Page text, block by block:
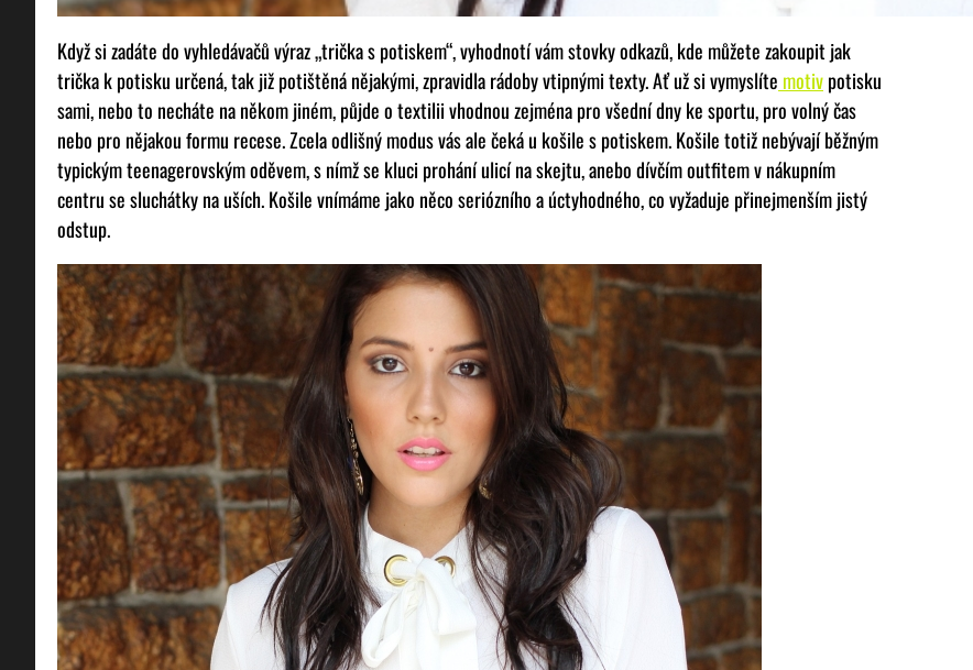
Když si zadáte do vyhledávačů výraz „trička s potiskem“, vyhodnotí vám stovky odkazů, kde můžete zakoupit jak
trička k potisku určená, tak již potištěná nějakými, zpravidla rádoby vtipnými texty. Ať už si vymyslíte motivpotisku
sami, nebo to necháte na někom jiném, půjde o textilii vhodnou zejména pro všední dny ke sportu, pro volný čas
nebo pro nějakou formu recese. Zcela odlišný modus vás ale čeká u košile s potiskem. Košile totiž nebývají běžným
typickým teenagerovským oděvem, s nímž se kluci prohání ulicí na skejtu, anebo dívčím outfitem v nákupním
centru se sluchátky na uších. Košile vnímáme jako něco seriózního a úctyhodného, co vyžaduje přinejmenším jistý
odstup.